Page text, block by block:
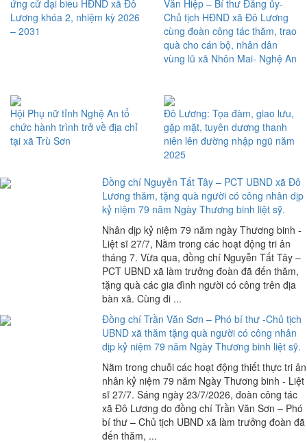
ứng cử đại biểu HĐND xã Đô
Lương khóa 2, nhiệm kỳ 2026
– 2031
Văn Hiệp – Bí thư Đảng ủy-
Chủ tịch HĐND xã Đô Lương
cùng đoàn công tác thăm, trao
quà cho cán bộ, nhân dân
vùng lũ xã Nhôn Mai- Nghệ An
Hội Phụ nữ tỉnh Nghệ An tổ
chức hành trình trở về địa chỉ
tại xã Trù Sơn
Đô Lương: Tọa đàm, giao lưu,
gặp mặt, tuyên dương thanh
niên lên đường nhập ngũ năm
2025
Đồng chí Nguyễn Tất Tây – PCT UBND xã Đô
Lương thăm, tặng quà người có công nhân dịp
kỷ niệm 79 năm Ngày Thương binh liệt sỹ.
Nhân dịp kỷ niệm 79 năm ngày Thương binh -
Liệt sĩ 27/7, Nằm trong các hoạt động tri ân
tháng 7. Vừa qua, đồng chí Nguyễn Tất Tây –
PCT UBND xã làm trưởng đoàn đã đến thăm,
tặng quà các gia đình người có công trên địa
bàn xã. Cùng đi ...
Đồng chí Trần Văn Sơn – Phó bí thư -Chủ tịch
UBND xã thăm tặng quà người có công nhân
dịp kỷ niệm 79 năm Ngày Thương binh liệt sỹ.
Nằm trong chuỗi các hoạt động thiết thực tri ân
nhân kỷ niệm 79 năm Ngày Thương binh - Liệt
sĩ 27/7. Sáng ngày 23/7/2026, đoàn công tác
xã Đô Lương do đồng chí Trần Văn Sơn – Phó
bí thư – Chủ tịch UBND xã làm trưởng đoàn đã
đến thăm, ...